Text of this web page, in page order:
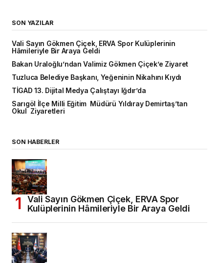
SON YAZILAR
Vali Sayın Gökmen Çiçek, ERVA Spor Kulüplerinin
Hâmileriyle Bir Araya Geldi
Bakan Uraloğlu’ndan Valimiz Gökmen Çiçek’e Ziyaret
Tuzluca Belediye Başkanı, Yeğeninin Nikahını Kıydı
TİGAD 13. Dijital Medya Çalıştayı Iğdır’da
Sarıgöl İlçe Milli Eğitim Müdürü Yıldıray Demirtaş’tan
Okul Ziyaretleri
SON HABERLER
Vali Sayın Gökmen Çiçek, ERVA Spor
Kulüplerinin Hâmileriyle Bir Araya Geldi